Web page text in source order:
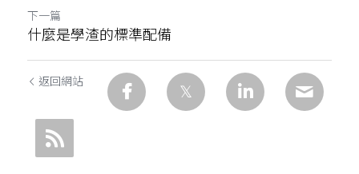
下一篇
什麼是學渣的標準配備
返回網站